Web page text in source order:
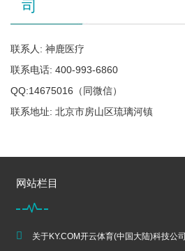
司
联系人: 神鹿医疗
联系电话: 400-993-6860
QQ:14675016（同微信）
联系地址: 北京市房山区琉璃河镇
网站栏目
关于KY.COM开云体育(中国大陆)科技公司